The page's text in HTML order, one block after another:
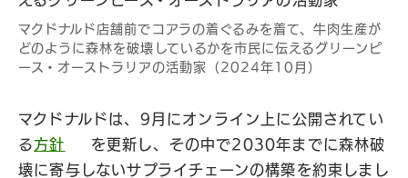
マクドナルド店舗前でコアラの着ぐるみを着て、牛肉生産が
どのように森林を破壊しているかを市民に伝えるグリーンピ
ース・オーストラリアの活動家（2024年10月）
マクドナルドは、9月にオンライン上に公開されてい
る方針
を更新し、その中で2030年までに森林破
壊に寄与しないサプライチェーンの構築を約束しまし